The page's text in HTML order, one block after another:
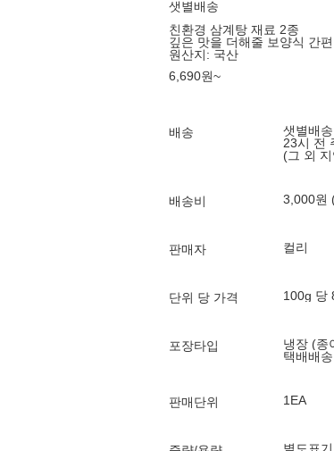
샛별배송
친환경 삼계탕 재료 2종
깊은 맛을 더해줄 보양식 간
원산지: 국산
6,690원~
배송
샛별배
23시 전
(그 외
배송비 3,000원
판매자 컬리
단위 당 가격 100g 당
포장타입
냉장 (종
택배배
판매단위 1EA